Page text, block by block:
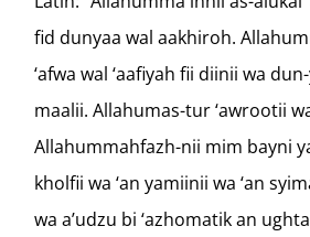
fid dunyaa wal aakhiroh.
‘afwa wal ‘aafiyah fii diinii wa
maalii. Allahumas-tur ‘awrootii
Allahummahfazh-nii mim bayni
kholfii wa ‘an yamiinii wa ‘an
wa a’udzu bi ‘azhomatik an